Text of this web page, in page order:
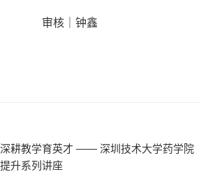
审核｜钟鑫
耕教学育英才 —— 深圳技术大学药学院
升系列讲座